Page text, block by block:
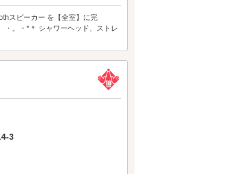
スピーカー を【全室】に完
・。・*＊ シャワーヘッド、ストレ
3